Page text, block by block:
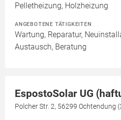
Pelletheizung, Holzheizung
ANGEBOTENE TÄTIGKEITEN
Wartung, Reparatur,
Austausch, Beratung
EspostoSolar UG
Polcher Str. 2, 56299 Ochtendung